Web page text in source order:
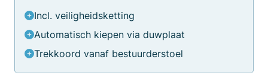
Incl. veiligheidsketting
Automatisch kiepen via duwplaat
Trekkoord vanaf bestuurderstoel